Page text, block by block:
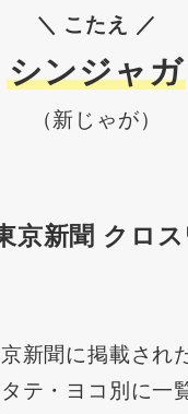
＼ こたえ ／
シンジャガ
（新じゃが）
京新聞 クロス
新聞に掲載され
テ・ヨコ別に一